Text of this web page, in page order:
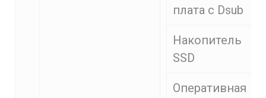
плата с Dsub
Накопитель
SSD
Оперативная